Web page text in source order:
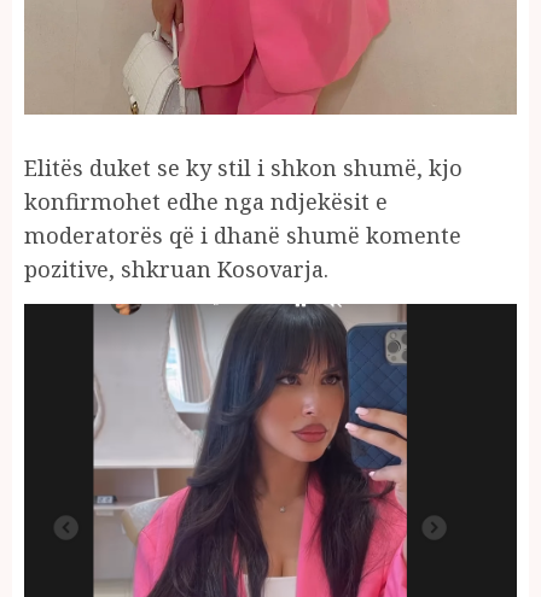
Elitës duket se ky stil i shkon shumë, kjo
konfirmohet edhe nga ndjekësit e
moderatorës që i dhanë shumë komente
pozitive, shkruan Kosovarja.